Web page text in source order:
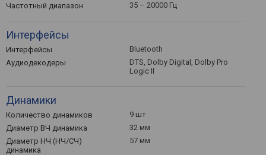
Частотный диапазон
35 – 20000 Гц
Интерфейсы
Интерфейсы
Bluetooth
Аудиодекодеры
DTS, Dolby Digital, Dolby Pro
Logic II
Динамики
Количество динамиков
9 шт
Диаметр ВЧ динамика
32 мм
Диаметр НЧ (НЧ/СЧ)
динамика
57 мм